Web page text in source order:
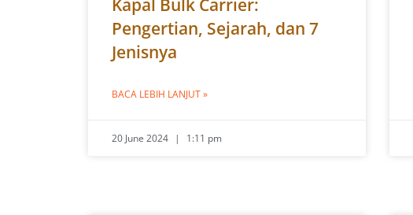
Pengertian, Sejarah, dan 7
Jenisnya
BACA LEBIH LANJUT »
20 June 2024 1:11 pm